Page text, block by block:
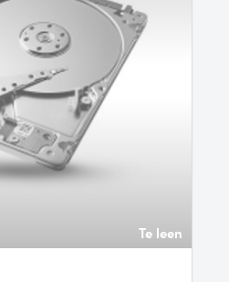
Te leen